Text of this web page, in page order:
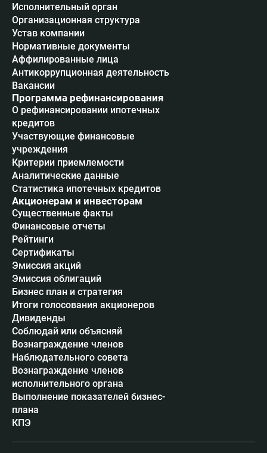
Исполнительный орган
Организационная структура
Устав компании
Нормативные документы
Аффилированные лица
Антикоррупционная деятельность
Вакансии
Программа рефинансирования
О рефинансировании ипотечных
кредитов
Участвующие финансовые
учреждения
Критерии приемлемости
Аналитические данные
Статистика ипотечных кредитов
Акционерам и инвесторам
Существенные факты
Финансовые отчеты
Рейтинги
Сертификаты
Эмиссия акций
Эмиссия облигаций
Бизнес план и стратегия
Итоги голосования акционеров
Дивиденды
Соблюдай или объясняй
Вознаграждение членов
Наблюдательного совета
Вознаграждение членов
исполнительного органа
Выполнение показателей бизнес-
плана
КПЭ